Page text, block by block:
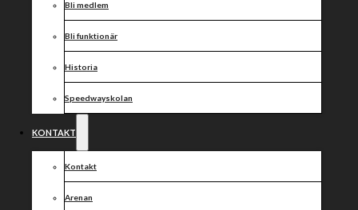
Bli medlem
Bli funktionär
Historia
Speedwayskolan
KONTAKT
Kontakt
Arenan
Övrigt
Mötets avslutande
Varmt välkommen!
Dela nyheten: